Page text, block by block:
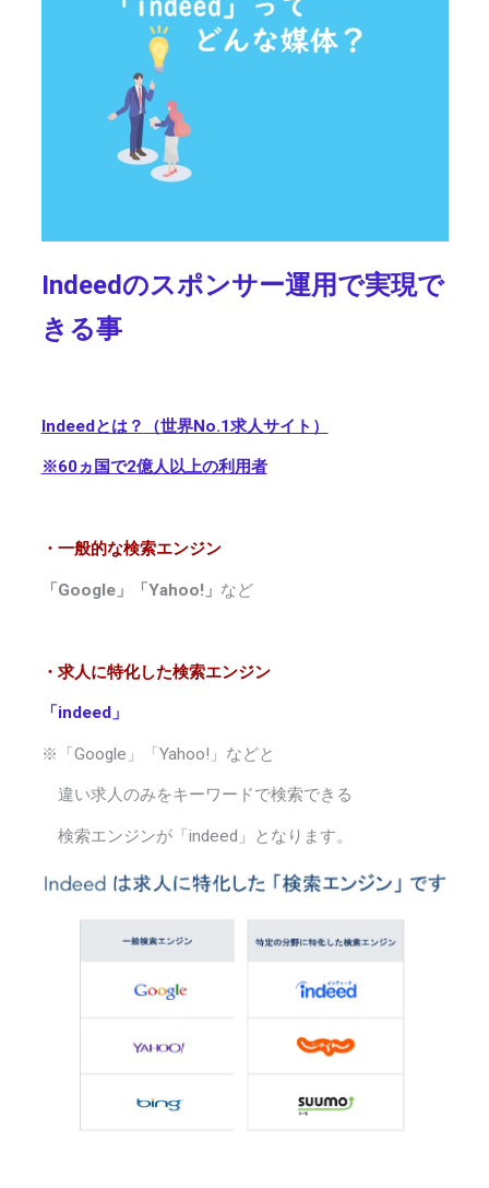
Indeedのスポンサー運用で実現で
きる事
Indeedとは？ （世界No.1求人サイト）
※60ヵ国で2億人以上の利用者
・一般的な検索エンジン
「Google」「Yahoo!」 など
・求人に特化した検索エンジン
「indeed」
※「Google 」「Yahoo! 」などと
違い求人のみをキーワードで検索できる
検索エンジンが「indeed 」となります。